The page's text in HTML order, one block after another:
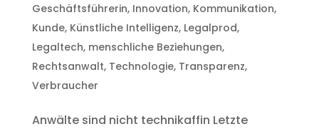
Geschäftsführerin, Innovation, Kommunikation,
Kunde, Künstliche Intelligenz, Legalprod,
Legaltech, menschliche Beziehungen,
Rechtsanwalt, Technologie, Transparenz,
Verbraucher
Anwälte sind nicht technikaffin Letzte